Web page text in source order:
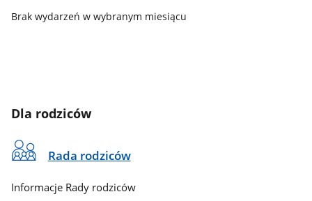
Brak wydarzeń w wybranym miesiącu
Dla rodziców
Rada rodziców
Informacje Rady rodziców